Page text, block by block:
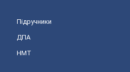
Підручники
ДПА
НМТ